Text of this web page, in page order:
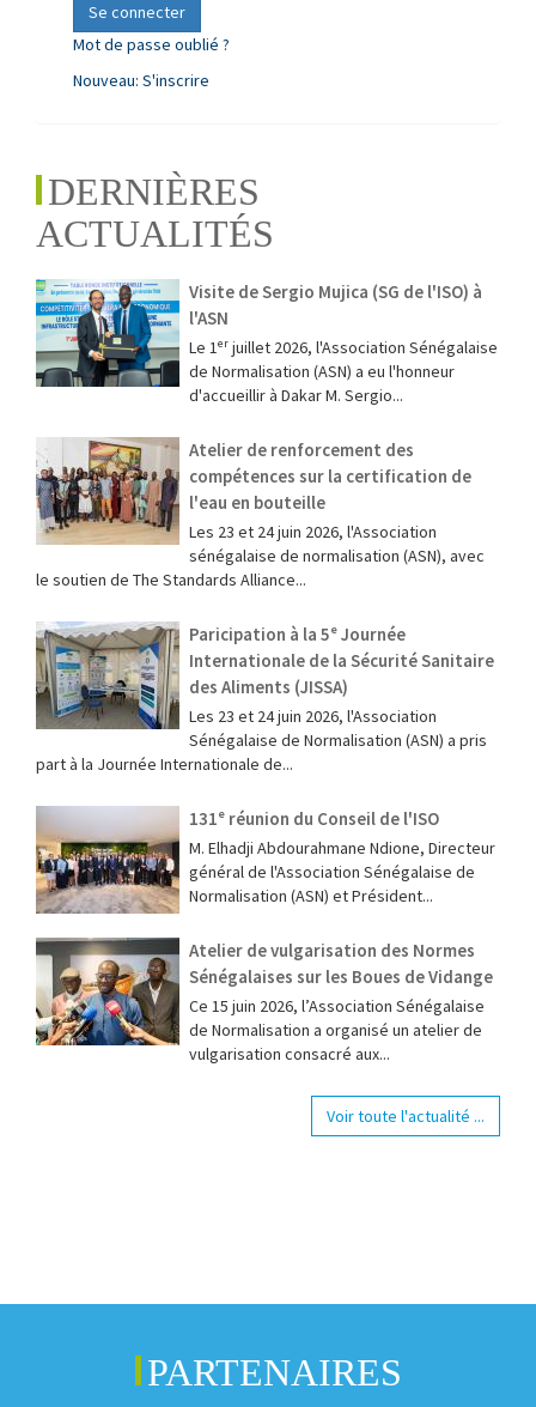
Se connecter
Mot de passe oublié ?
Nouveau: S'inscrire
DERNIÈRES
ACTUALITÉS
Visite de Sergio Mujica (SG de l'ISO) à
l'ASN
Le 1ᵉʳ juillet 2026, l'Association Sénégalaise
de Normalisation (ASN) a eu l'honneur
d'accueillir à Dakar M. Sergio...
Atelier de renforcement des
compétences sur la certification de
l'eau en bouteille
Les 23 et 24 juin 2026, l'Association
sénégalaise de normalisation (ASN), avec
le soutien de The Standards Alliance...
Paricipation à la 5ᵉ Journée
Internationale de la Sécurité Sanitaire
des Aliments (JISSA)
‎Les 23 et 24 juin 2026, l'Association
Sénégalaise de Normalisation (ASN) a pris
part à la Journée Internationale de...
131ᵉ réunion du Conseil de l'ISO
M. Elhadji Abdourahmane Ndione, Directeur
général de l'Association Sénégalaise de
Normalisation (ASN) et Président...
Atelier de vulgarisation des Normes
Sénégalaises sur les Boues de Vidange
Ce 15 juin 2026, l’Association Sénégalaise
de Normalisation a organisé un atelier de
vulgarisation consacré aux...
Voir toute l'actualité ...
PARTENAIRES